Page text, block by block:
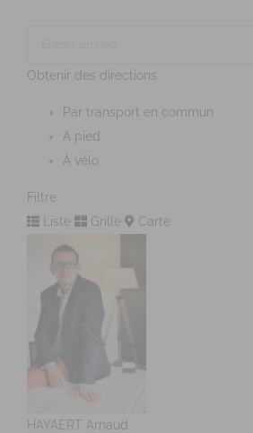
Obtenir des directions
Par transport en commun
A pied
À vélo
Filtre
Liste
Grille Carte
HAYAERT Arnaud